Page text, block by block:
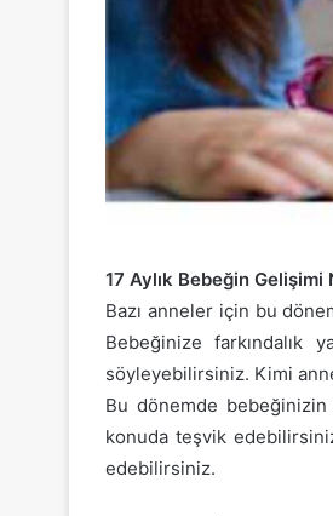
17 Aylık Bebeğin Gelişimi
Bazı anneler için bu
Bebeğinize farkındalık
söyleyebilirsiniz. Kimi
Bu dönemde
konuda teşvik
edebilirsiniz.